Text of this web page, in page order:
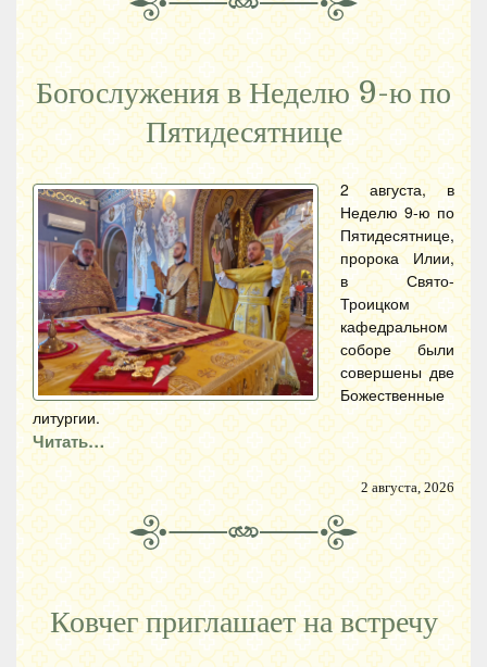
Богослужения в Неделю 9-ю по
Пятидесятнице
2 августа, в
Неделю 9-ю по
Пятидесятнице,
пророка Илии,
в Свято-
Троицком
кафедральном
соборе были
совершены две
Божественные
литургии.
Читать…
2 августа, 2026
Ковчег приглашает на встречу